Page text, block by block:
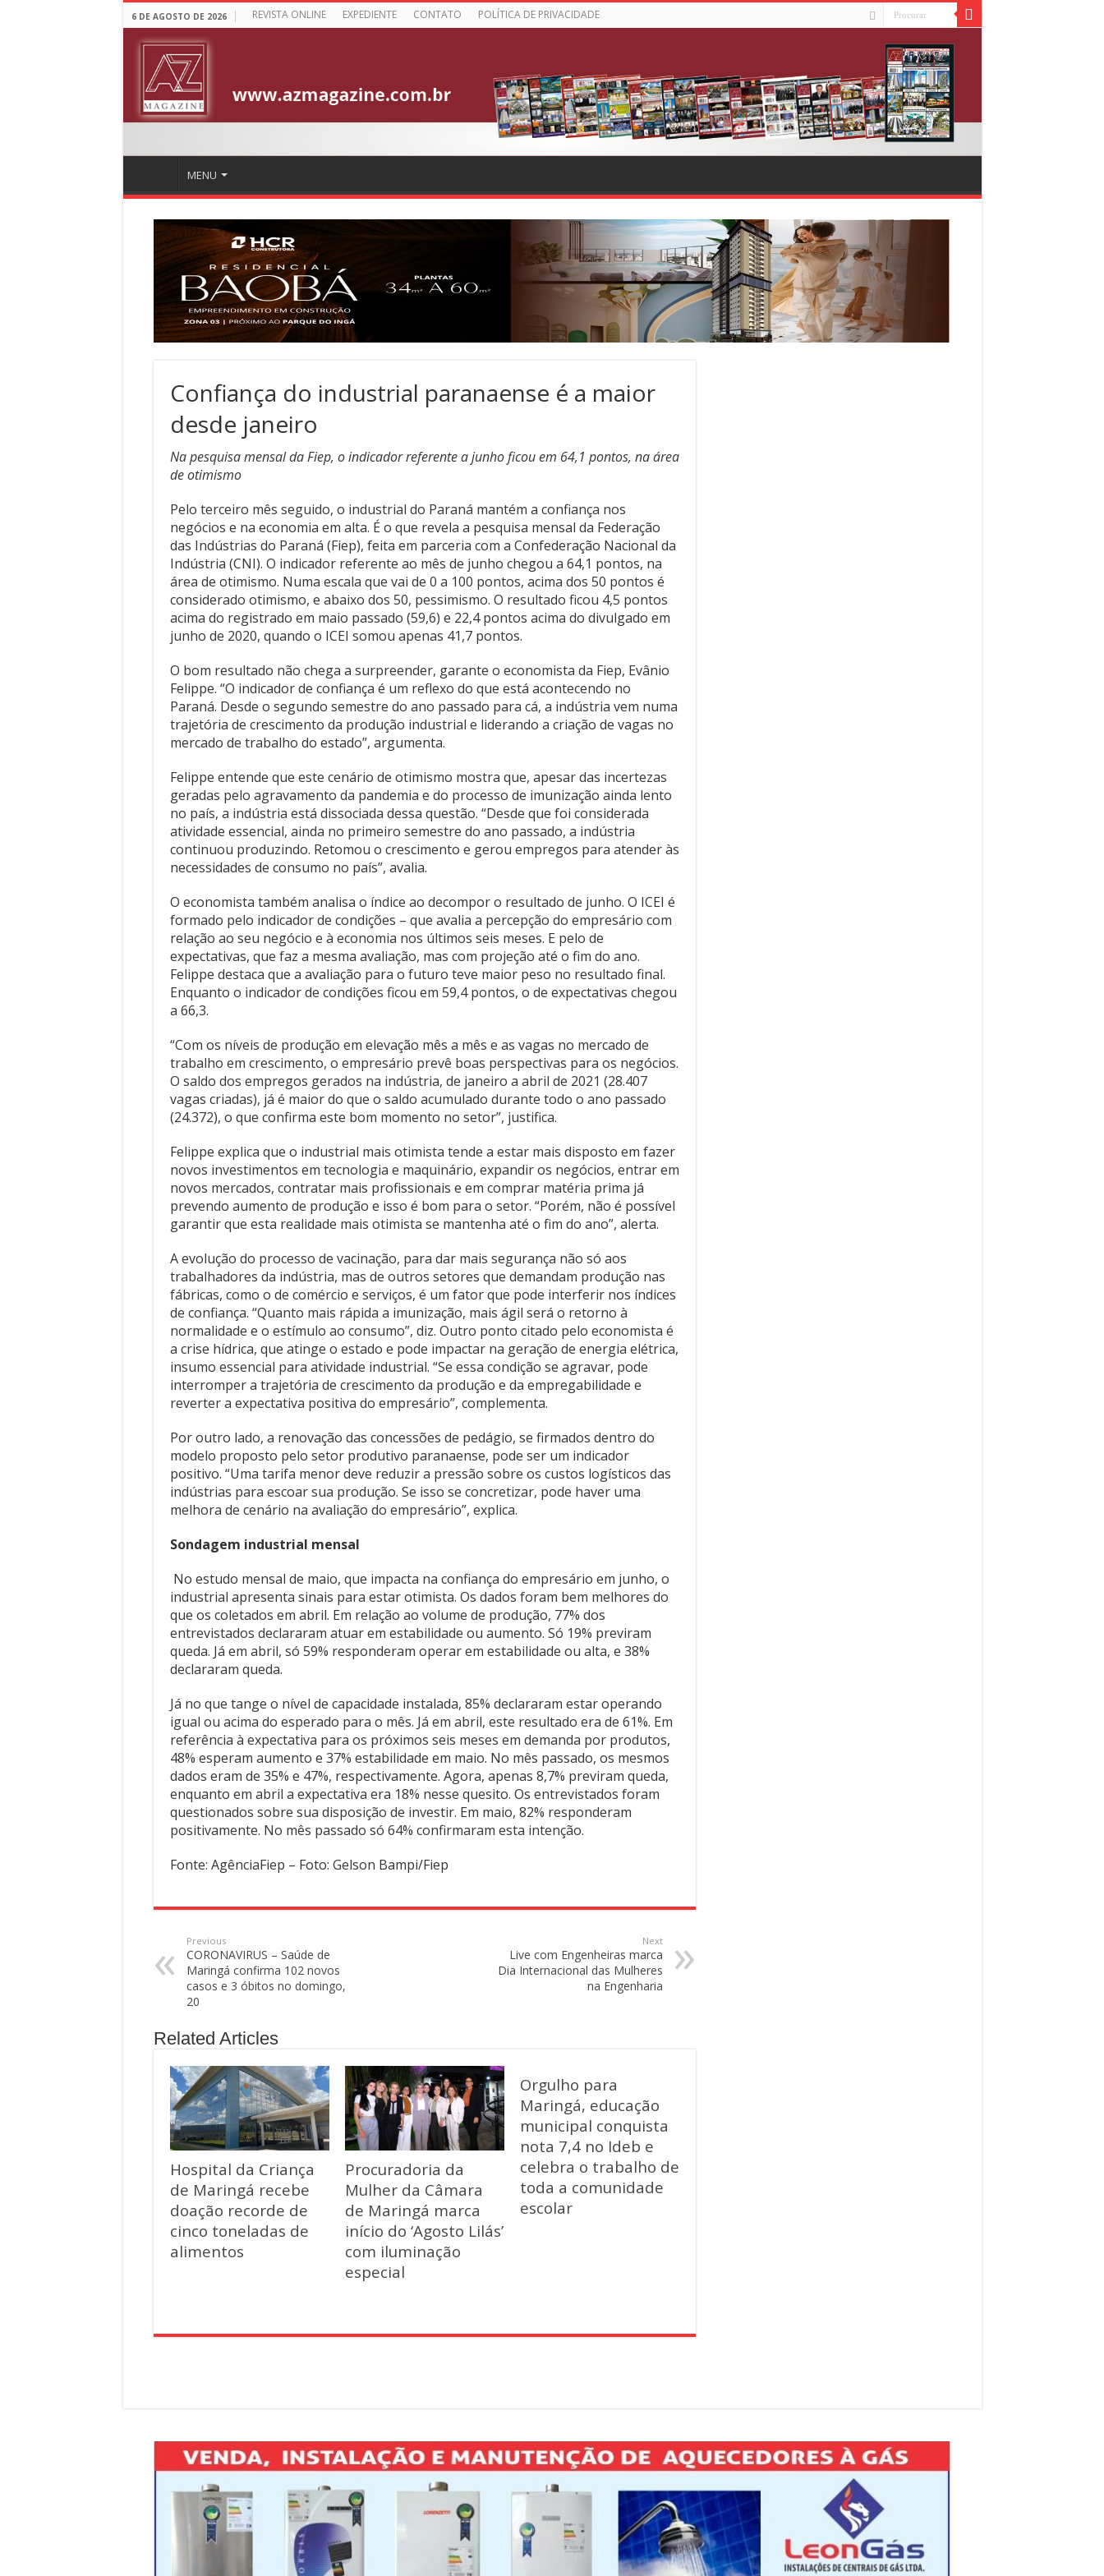
6 DE AGOSTO DE 2026 REVISTA ONLINE EXPEDIENTE CONTATO POLÍTICA DE PRIVACIDADE
MENU
Confiança do industrial paranaense é a maior
desde janeiro
Na pesquisa mensal da Fiep, o indicador referente a junho ficou em 64,1 pontos, na área
Pelo terceiro mês seguido, o industrial do Paraná mantém a confiança nos
negócios e na economia em alta. É o que revela a pesquisa mensal da Federação
das Indústrias do Paraná (Fiep), feita em parceria com a Confederação Nacional da
Indústria (CNI). O indicador referente ao mês de junho chegou a 64,1 pontos, na
área de otimismo. Numa escala que vai de 0 a 100 pontos, acima dos 50 pontos é
considerado otimismo, e abaixo dos 50, pessimismo. O resultado ficou 4,5 pontos
junho de 2020, quando o ICEI somou apenas 41,7 pontos.
O bom resultado não chega a surpreender, garante o economista da Fiep, Evânio
Felippe. “O indicador de confiança é um reflexo do que está acontecendo no
Paraná. Desde o segundo semestre do ano passado para cá, a indústria vem numa
trajetória de crescimento da produção industrial e liderando a criação de vagas no
mercado de trabalho do estado”, argumenta.
geradas pelo agravamento da pandemia e do processo de imunização ainda lento
no país, a indústria está dissociada dessa questão. “Desde que foi considerada
atividade essencial, ainda no primeiro semestre do ano passado, a indústria
continuou produzindo. Retomou o crescimento e gerou empregos para atender às
necessidades de consumo no país”, avalia.
O economista também analisa o índice ao decompor o resultado de junho. O ICEI é
formado pelo indicador de condições – que avalia a percepção do empresário com
relação ao seu negócio e à economia nos últimos seis meses. E pelo de
expectativas, que faz a mesma avaliação, mas com projeção até o fim do ano.
Felippe destaca que a avaliação para o futuro teve maior peso no resultado final.
Enquanto o indicador de condições ficou em 59,4 pontos, o de expectativas chegou
“Com os níveis de produção em elevação mês a mês e as vagas no mercado de
trabalho em crescimento, o empresário prevê boas perspectivas para os negócios.
O saldo dos empregos gerados na indústria, de janeiro a abril de 2021 (28.407
vagas criadas), já é maior do que o saldo acumulado durante todo o ano passado
(24.372), o que confirma este bom momento no setor”, justifica.
novos investimentos em tecnologia e maquinário, expandir os negócios, entrar em
novos mercados, contratar mais profissionais e em comprar matéria prima já
prevendo aumento de produção e isso é bom para o setor. “Porém, não é possível
garantir que esta realidade mais otimista se mantenha até o fim do ano”, alerta.
trabalhadores da indústria, mas de outros setores que demandam produção nas
fábricas, como o de comércio e serviços, é um fator que pode interferir nos índices
de confiança. “Quanto mais rápida a imunização, mais ágil será o retorno à
normalidade e o estímulo ao consumo”, diz. Outro ponto citado pelo economista é
a crise hídrica, que atinge o estado e pode impactar na geração de energia elétrica,
interromper a trajetória de crescimento da produção e da empregabilidade e
reverter a expectativa positiva do empresário”, complementa.
Por outro lado, a renovação das concessões de pedágio, se firmados dentro do
modelo proposto pelo setor produtivo paranaense, pode ser um indicador
positivo. “Uma tarifa menor deve reduzir a pressão sobre os custos logísticos das
indústrias para escoar sua produção. Se isso se concretizar, pode haver uma
melhora de cenário na avaliação do empresário”, explica.
No estudo mensal de maio, que impacta na confiança do empresário em junho, o
industrial apresenta sinais para estar otimista. Os dados foram bem melhores do
que os coletados em abril. Em relação ao volume de produção, 77% dos
entrevistados declararam atuar em estabilidade ou aumento. Só 19% previram
declararam queda.
Já no que tange o nível de capacidade instalada, 85% declararam estar operando
igual ou acima do esperado para o mês. Já em abril, este resultado era de 61%. Em
referência à expectativa para os próximos seis meses em demanda por produtos,
48% esperam aumento e 37% estabilidade em maio. No mês passado, os mesmos
dados eram de 35% e 47%, respectivamente. Agora, apenas 8,7% previram queda,
enquanto em abril a expectativa era 18% nesse quesito. Os entrevistados foram
positivamente. No mês passado só 64% confirmaram esta intenção.
Fonte: AgênciaFiep – Foto: Gelson Bampi/Fiep
Previous
CORONAVIRUS – Saúde de
casos e 3 óbitos no domingo,
Live com Engenheiras marca
Related Articles
Hospital da Criança
de Maringá recebe
doação recorde de
cinco toneladas de
alimentos
Mulher da Câmara
de Maringá marca
início do ‘Agosto Lilás’
com iluminação
especial
Orgulho para
Maringá, educação
escolar